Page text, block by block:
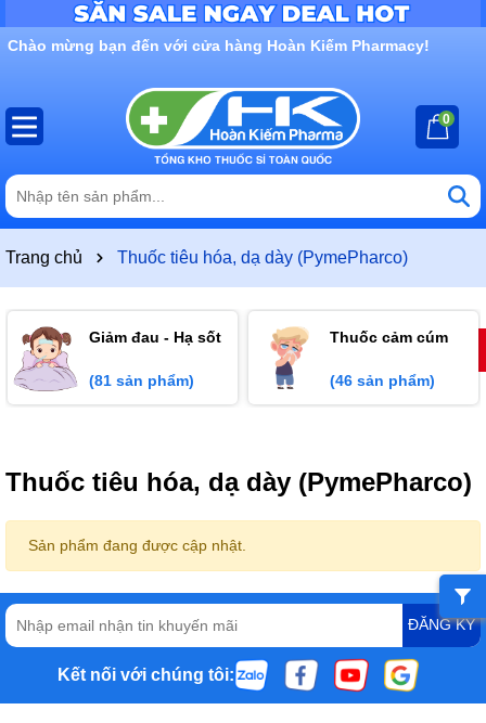
Chào mừng bạn đến với cửa hàng Hoàn Kiếm Pharmacy!
0
Trang chủ Thuốc tiêu hóa, dạ dày (PymePharco)
Giảm đau - Hạ sốt
(81 sản phẩm)
Thuốc cảm cúm
(46 sản phẩm)
Thuốc tiêu hóa, dạ dày (PymePharco)
Sản phẩm đang được cập nhật.
ĐĂNG KÝ
Kết nối với chúng tôi: